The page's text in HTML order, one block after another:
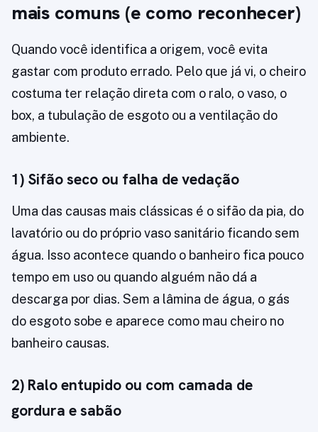
mais comuns (e como reconhecer)
Quando você identifica a origem, você evita
gastar com produto errado. Pelo que já vi, o cheiro
costuma ter relação direta com o ralo, o vaso, o
box, a tubulação de esgoto ou a ventilação do
ambiente.
1) Sifão seco ou falha de vedação
Uma das causas mais clássicas é o sifão da pia, do
lavatório ou do próprio vaso sanitário ficando sem
água. Isso acontece quando o banheiro fica pouco
tempo em uso ou quando alguém não dá a
descarga por dias. Sem a lâmina de água, o gás
do esgoto sobe e aparece como mau cheiro no
banheiro causas.
2) Ralo entupido ou com camada de
gordura e sabão